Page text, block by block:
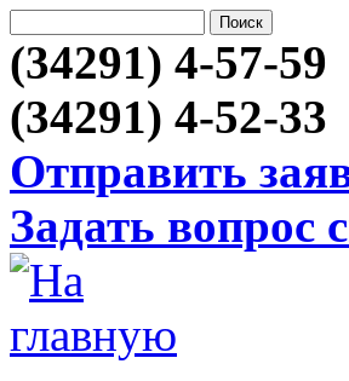
(34291) 4-57-59
(34291) 4-52-33
Отправить
Задать вопрос